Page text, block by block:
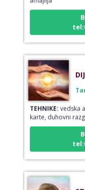
TEHNIKE:vedska
karte, duhovni